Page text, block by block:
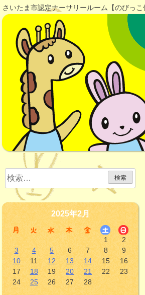
Skip
to
content
さいたま市認定ナーサリールーム【のびっ
検
索:
2025年2月
1
2
3
4 5 6 7 8
9
10
11 12 13 14 15
16
17
18 19 20 21 22
23
24
25 26 27 28